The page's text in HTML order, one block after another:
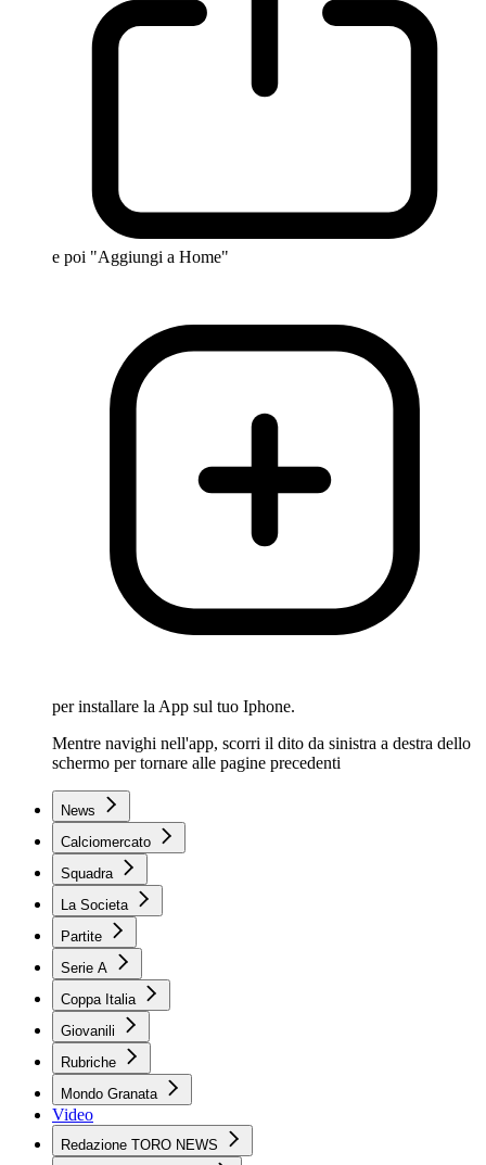
e poi "Aggiungi a Home"
per installare la App sul tuo Iphone.
Mentre navighi nell'app, scorri il dito da sinistra a destra dello
schermo per tornare alle pagine precedenti
News
Calciomercato
Squadra
La Societa
Partite
Serie A
Coppa Italia
Giovanili
Rubriche
Mondo Granata
Video
Redazione TORO NEWS